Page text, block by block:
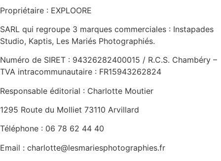
Propriétaire : EXPLOORE
SARL qui regroupe 3 marques commerciales : Instapades
Studio, Kaptis, Les Mariés Photographiés.
Numéro de SIRET : 94326282400015 / R.C.S. Chambéry –
TVA intracommunautaire : FR15943262824
Responsable éditorial : Charlotte Moutier
1295 Route du Molliet 73110 Arvillard
Téléphone : 06 78 62 44 40
Email : charlotte@lesmariesphotographies.fr